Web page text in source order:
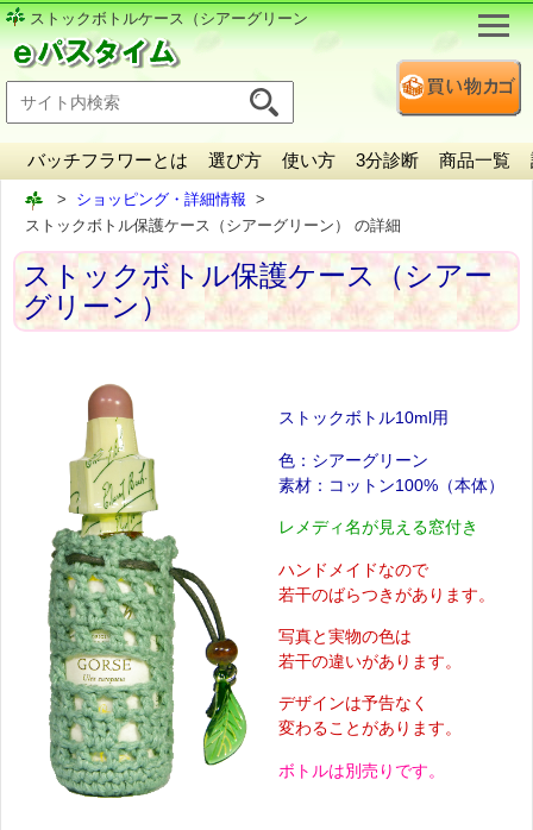
ストックボトルケース（シアーグリーン
バッチフラワーとは 選び方 使い方 3分診断 商品一覧
ショッピング・詳細情報
ストックボトル保護ケース（シアーグリーン） の詳細
ストックボトル保護ケース（シアー
グリーン）
ストックボトル10ml用
色：シアーグリーン
素材：コットン100%（本体）
レメディ名が見える窓付き
ハンドメイドなので
若干のばらつきがあります。
写真と実物の色は
若干の違いがあります。
デザインは予告なく
変わることがあります。
ボトルは別売りです。